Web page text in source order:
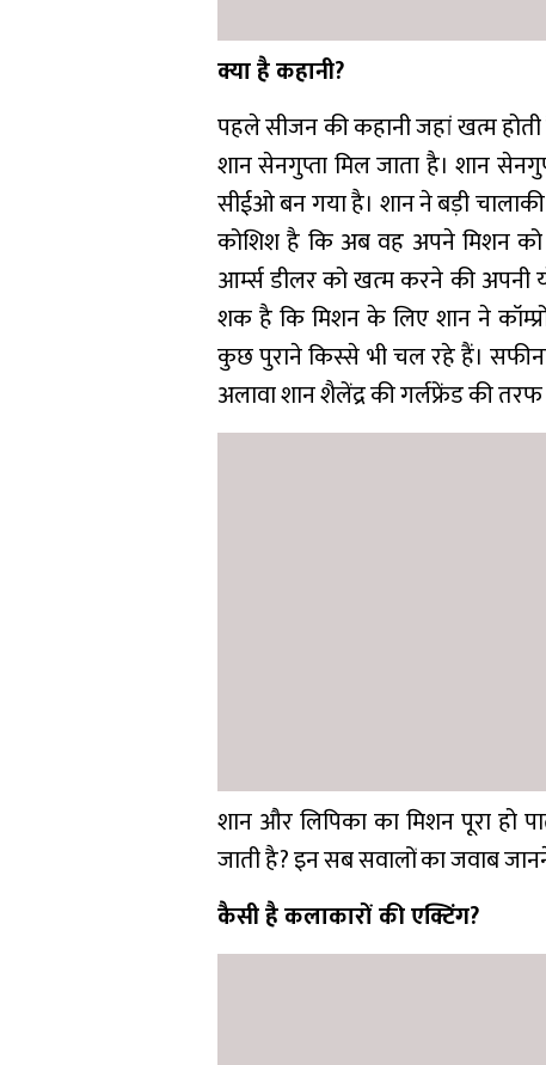
क्या है कहानी?
पहले सीजन की कहानी जहां खत्म
शान सेनगुप्ता मिल जाता है। शान
सीईओ बन गया है। शान ने बड़ी
कोश‍िश है कि अब वह अपने मिशन
आर्म्‍स डीलर को खत्‍म करने की अपनी
शक है कि मिशन के लिए शान ने
कुछ पुराने किस्से भी चल रहे हैं।
अलावा शान शैलेंद्र की गर्लफ्रेंड की तरफ
शान और लिपिका का मिशन पूरा हो
जाती है? इन सब सवालों का जवाब
कैसी है कलाकारों की एक्टिंग?